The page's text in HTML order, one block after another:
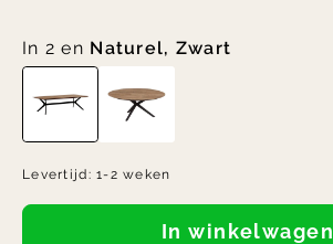
In 2 en Naturel, Zwart
Levertijd:1-2 weken
In winkelwagen